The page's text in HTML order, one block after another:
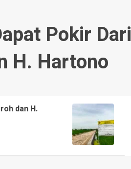
Pokir Dari
H. Hartono
dan H.